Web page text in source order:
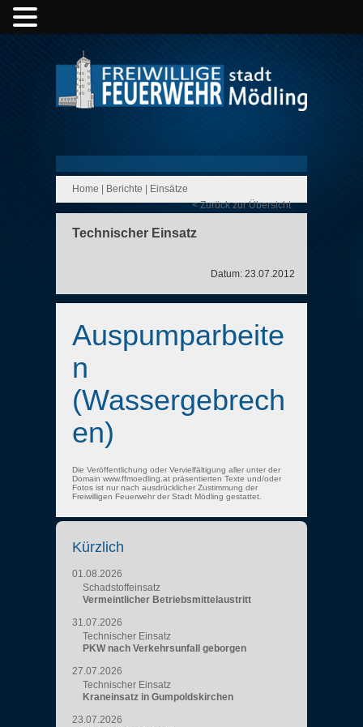
Home Berichte
Einsätze
< Zurück zur Übersicht
Technischer Einsatz
Datum: 23.07.2012
Auspumparbeite
n
(Wassergebrech
en)
Die Veröffentlichung oder Vervielfältigung aller unter der
Domain www.ffmoedling.at präsentierten Texte und/oder
Fotos ist nur nach ausdrücklicher Zustimmung der
Freiwilligen Feuerwehr der Stadt Mödling gestattet.
Kürzlich
01.08.2026
Schadstoffeinsatz
Vermeintlicher Betriebsmittelaustritt
31.07.2026
Technischer Einsatz
PKW nach Verkehrsunfall geborgen
27.07.2026
Technischer Einsatz
Kraneinsatz in Gumpoldskirchen
23.07.2026